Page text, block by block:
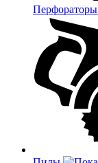
Перфораторы